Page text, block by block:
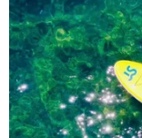
Syria: Nổ xe
Damascus khiến
người bị thương
07/08/2026 00:50